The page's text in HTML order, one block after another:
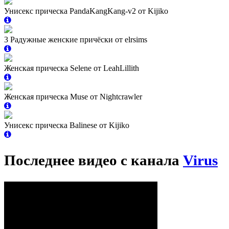
Унисекс прическа PandaKangKang-v2 от Kijiko
3 Радужные женские причёски от elrsims
Женская прическа Selene от LeahLillith
Женская прическа Muse от Nightcrawler
Унисекс прическа Balinese от Kijiko
Последнее видео с канала Virus